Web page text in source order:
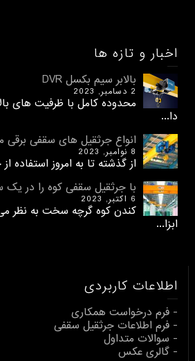
اخبار و تازه ها
بالابر سیم بکسل DVR
2 دسامبر, 2023
دا...
انواع جرثقیل های سقفی برقی
8 نوامبر, 2023
از گذشته تا به امروز استفاده
با جرثقیل سقفی کوه را در یک
6 اکتبر, 2023
کندن کوه گرچه سخت به نظر
ابزا...
اطلاعات کاربردی
- فرم درخواست همکاری
- فرم اطلاعات جرثقیل سقفی
- سوالات متداول
- گالری عکس